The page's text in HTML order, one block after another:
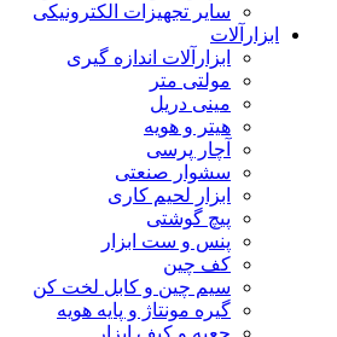
سایر تجهیزات الکترونیکی
ابزارآلات
ابزارآلات اندازه گیری
مولتی متر
مینی دریل
هیتر و هویه
آچار پرسی
سشوار صنعتی
ابزار لحیم کاری
پیچ گوشتی
پنس و ست ابزار
کف چین
سیم چین و کابل لخت کن
گیره مونتاژ و پایه هویه
جعبه و کیف ابزار